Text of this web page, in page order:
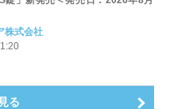
株式会社
る